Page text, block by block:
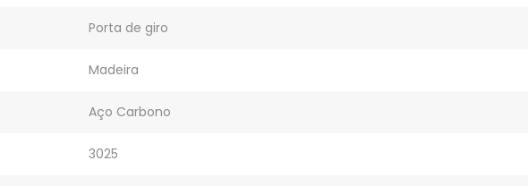
Porta de giro
Madeira
Aço Carbono
3025